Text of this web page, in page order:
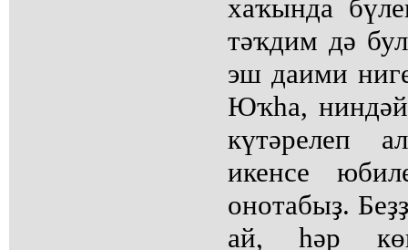
хаҡында
тәҡдим дә
эш даими
Юҡһа,
күтәрелеп
икенсе
онотабыҙ.
ай, һәр